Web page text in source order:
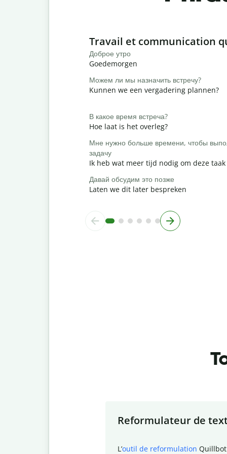
Slide 1 of 6
Travail et communication
Доброе утро
Goedemorgen
Можем ли мы назначить встречу?
Kunnen we een vergadering plannen?
В какое время встреча?
Hoe laat is het overleg?
Мне нужно больше времени, чтобы
задачу
Ik heb wat meer tijd nodig om deze
Давай обсудим это позже
Laten we dit later bespreken
Reformulateur de
L ’outil de reformulation